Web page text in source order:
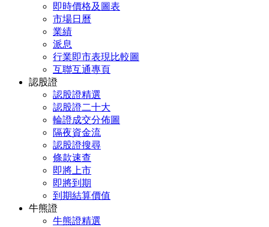
即時價格及圖表
市場日曆
業績
派息
行業即市表現比較圖
互聯互通專頁
認股證
認股證精選
認股證二十大
輪證成交分佈圖
隔夜資金流
認股證搜尋
條款速查
即將上市
即將到期
到期結算價值
牛熊證
牛熊證精選